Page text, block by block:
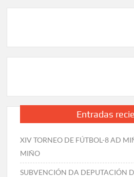
Entradas
XIV TORNEO DE FÚTBOL-8 AD
MIÑO
SUBVENCIÓN DA DEPUTACIÓN